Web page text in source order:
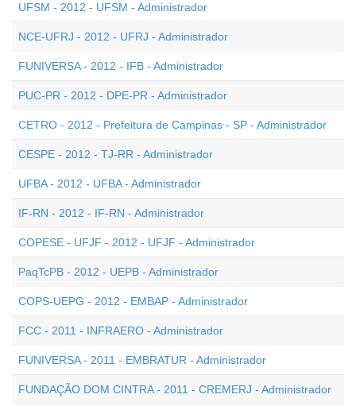
UFSM - 2012 - UFSM - Administrador
NCE-UFRJ - 2012 - UFRJ - Administrador
FUNIVERSA - 2012 - IFB - Administrador
PUC-PR - 2012 - DPE-PR - Administrador
CETRO - 2012 - Prefeitura de Campinas - SP - Administrador
CESPE - 2012 - TJ-RR - Administrador
UFBA - 2012 - UFBA - Administrador
IF-RN - 2012 - IF-RN - Administrador
COPESE - UFJF - 2012 - UFJF - Administrador
PaqTcPB - 2012 - UEPB - Administrador
COPS-UEPG - 2012 - EMBAP - Administrador
FCC - 2011 - INFRAERO - Administrador
FUNIVERSA - 2011 - EMBRATUR - Administrador
FUNDAÇÃO DOM CINTRA - 2011 - CREMERJ - Administrador